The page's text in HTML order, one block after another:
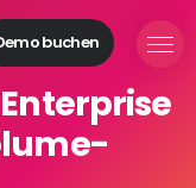
buchen